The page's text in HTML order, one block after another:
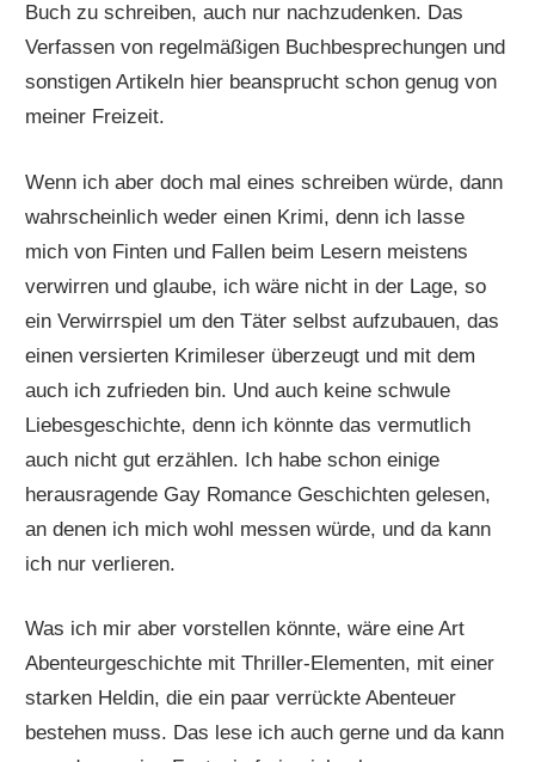
Buch zu schreiben, auch nur nachzudenken. Das
Verfassen von regelmäßigen Buchbesprechungen und
sonstigen Artikeln hier beansprucht schon genug von
meiner Freizeit.
Wenn ich aber doch mal eines schreiben würde, dann
wahrscheinlich weder einen Krimi, denn ich lasse
mich von Finten und Fallen beim Lesern meistens
verwirren und glaube, ich wäre nicht in der Lage, so
ein Verwirrspiel um den Täter selbst aufzubauen, das
einen versierten Krimileser überzeugt und mit dem
auch ich zufrieden bin. Und auch keine schwule
Liebesgeschichte, denn ich könnte das vermutlich
auch nicht gut erzählen. Ich habe schon einige
herausragende Gay Romance Geschichten gelesen,
an denen ich mich wohl messen würde, und da kann
ich nur verlieren.
Was ich mir aber vorstellen könnte, wäre eine Art
Abenteurgeschichte mit Thriller-Elementen, mit einer
starken Heldin, die ein paar verrückte Abenteuer
bestehen muss. Das lese ich auch gerne und da kann